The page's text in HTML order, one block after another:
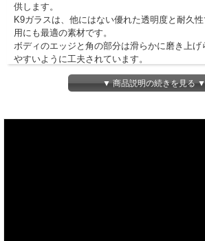
供します。
K9ガラスは、他にはない優れた透明度と耐久
用にも最適の素材です。
ボディのエッジと角の部分は滑らかに磨き上
やすいように工夫されています。
『スティック型USBメモリ（CRY）』USBメ
トライトが点灯する、美しい仕様のモデルです
見積りフォームから、ご希望の数量（10個以
▼ 商品説明の続きを見る ▼